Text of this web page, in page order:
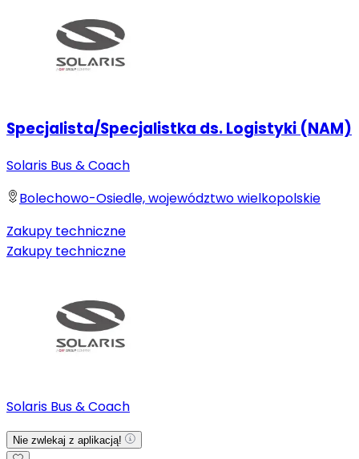
Specjalista/Specjalistka ds. Logistyki (NAM)
Solaris Bus & Coach
Bolechowo-Osiedle, województwo wielkopolskie
Zakupy techniczne
Zakupy techniczne
Solaris Bus & Coach
Nie zwlekaj z aplikacją!